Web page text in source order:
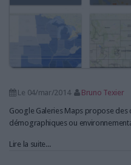
Le 04/mar/2014
Bruno Texier
Google Galeries Maps propose des
démographiques ou
Lire la suite...